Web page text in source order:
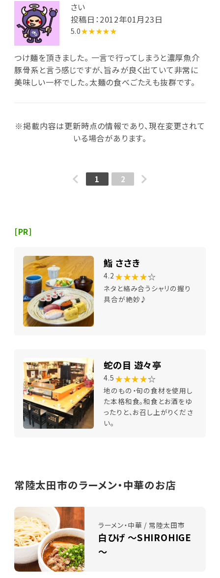
さい
投稿日：2012年01月23日
5.0★★★★★
つけ麺を頂きました。 一言で行ってしまうと濃厚魚介
豚骨系と言う感じですが、旨みが良く出ていて非常に
美味しい一杯でした。太麺の食べごたえも抜群です。
※掲載内容は更新時点の情報であり、現在変更されて
いる場合があります。
1 2
[PR]
鮨 ささき
4.2 ★★★★☆
ネタと絡み合うシャリの握り
具合が絶妙♪
蛇の目 遊々亭
4.5 ★★★★☆
地のもの・旬の食材を使用し
た本格和食。和食とお酒をゆ
ったりと、お召し上がりくださ
い。
常陸太田市のラーメン・中華のお店
ラーメン・中華 / 常陸太田市
白ひげ ～SHIROHIGE
～